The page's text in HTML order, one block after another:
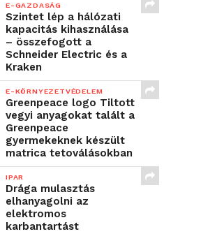
E-GAZDASÁG
Szintet lép a hálózati
kapacitás kihasználása
– összefogott a
Schneider Electric és a
Kraken
E-KÖRNYEZETVÉDELEM
Greenpeace logo Tiltott
vegyi anyagokat talált a
Greenpeace
gyermekeknek készült
matrica tetoválásokban
IPAR
Drága mulasztás
elhanyagolni az
elektromos
karbantartást